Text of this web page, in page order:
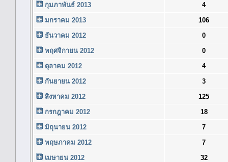
กุมภาพันธ์ 2013
4
มกราคม 2013
106
ธันวาคม 2012
0
พฤศจิกายน 2012
0
ตุลาคม 2012
4
กันยายน 2012
3
สิงหาคม 2012
125
กรกฎาคม 2012
18
มิถุนายน 2012
7
พฤษภาคม 2012
7
เมษายน 2012
32